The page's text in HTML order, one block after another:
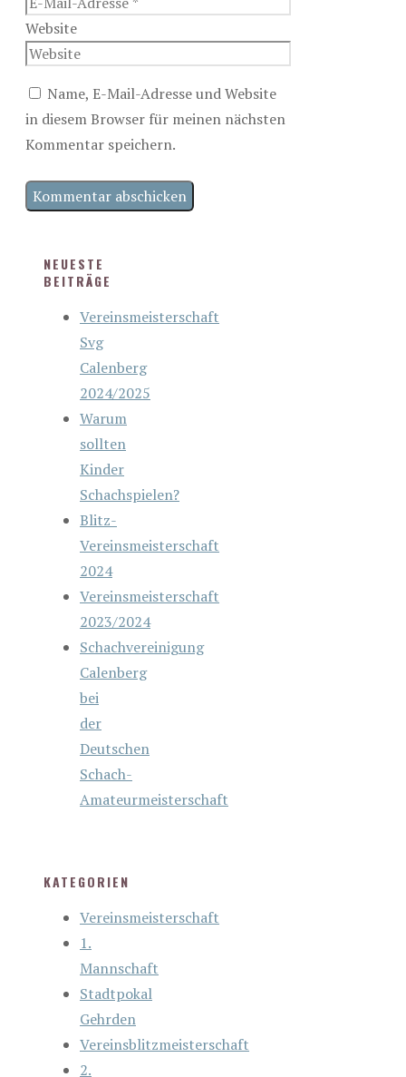
Website
Name, E-Mail-Adresse und Website
in diesem Browser für meinen nächsten
Kommentar speichern.
NEUESTE
BEITRÄGE
Vereinsmeisterschaft
Svg
Calenberg
2024/2025
Warum
sollten
Kinder
Schachspielen?
Blitz-
Vereinsmeisterschaft
2024
Vereinsmeisterschaft
2023/2024
Schachvereinigung
Calenberg
bei
der
Deutschen
Schach-
Amateurmeisterschaft
KATEGORIEN
Vereinsmeisterschaft
1.
Mannschaft
Stadtpokal
Gehrden
Vereinsblitzmeisterschaft
2.